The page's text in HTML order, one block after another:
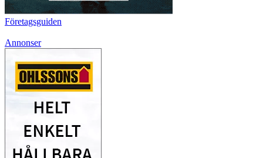
Företagsguiden
Annonser